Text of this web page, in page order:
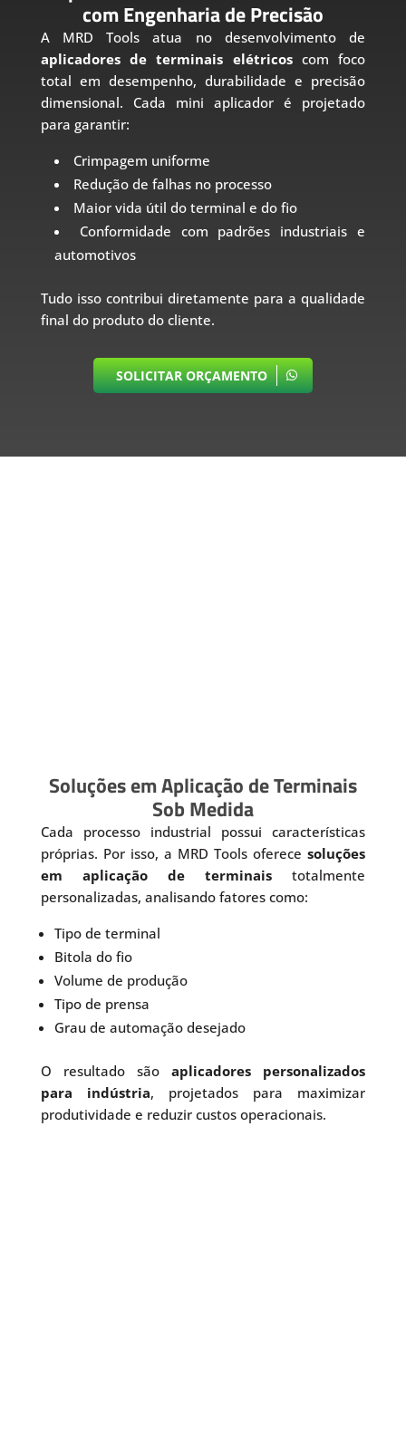
com Engenharia de Precisão
A MRD Tools atua no desenvolvimento de
aplicadores de terminais elétricoscom foco
total em desempenho, durabilidade e precisão
dimensional. Cada mini aplicador é projetado
para garantir:
Crimpagem uniforme
Redução de falhas no processo
Maior vida útil do terminal e do fio
Conformidade com padrões industriais e
automotivos
Tudo isso contribui diretamente para a qualidade
final do produto do cliente.
SOLICITAR ORÇAMENTO
Soluções em Aplicação de Terminais
Sob Medida
Cada processo industrial possui características
próprias. Por isso, a MRD Tools oferecesoluções
em aplicação de terminais totalmente
personalizadas, analisando fatores como:
Tipo de terminal
Bitola do fio
Volume de produção
Tipo de prensa
Grau de automação desejado
O resultado sãoaplicadores personalizados
para indústria, projetados para maximizar
produtividade e reduzir custos operacionais.